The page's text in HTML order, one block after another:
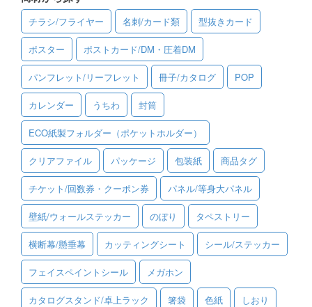
デザイン制作例
ご利用料金
ご利用ガイド
ご利用の流れ
ご注文方法について
キャンセルについて
FAQ（よくあるご質問）
資料をダウンロード
ご利用規約
お見積り・お問合せ
チラシ/フライヤー 名刺/カード類 型抜きカード
ポスター ポストカード/DM・圧着DM
パンフレット/リーフレット 冊子/カタログ POP
カレンダー うちわ 封筒
ECO紙製フォルダー（ポケットホルダー）
クリアファイル パッケージ 包装紙 商品タグ
チケット/回数券・クーポン券 パネル/等身大パネル
壁紙/ウォールステッカー のぼり タペストリー
横断幕/懸垂幕 カッティングシート シール/ステッカー
フェイスペイントシール メガホン
カタログスタンド/卓上ラック 箸袋 色紙 しおり